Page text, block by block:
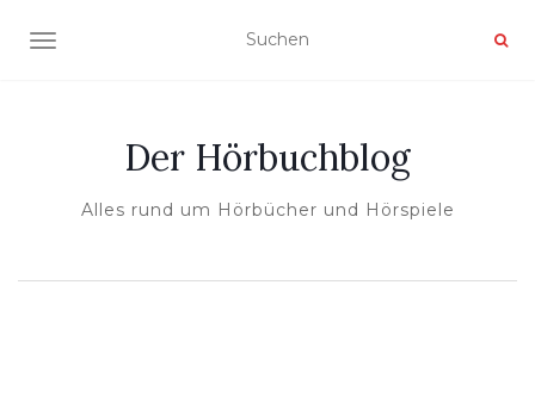
NAVIGATION UMSCHALTEN
Der Hörbuchblog
Alles rund um Hörbücher und Hörspiele